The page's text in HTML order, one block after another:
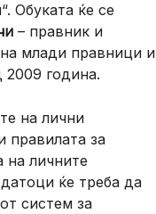
Обуката ќе се
– правник и
млади правници и
2009 година.
на лични
правилата за
на личните
ќе треба да
систем за